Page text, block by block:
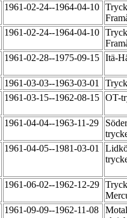
1961-02-24--1964-04-10
1961-02-24--1964-04-10
1961-02-28--1975-09-15 Itä-
1961-03-03--1963-03-01
1961-03-15--1962-08-15 OT-
1961-04-04--1963-11-29
1961-04-05--1981-03-01
1961-06-02--1962-12-29
1961-09-09--1962-11-08